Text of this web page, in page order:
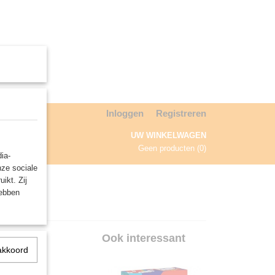
Inloggen Registreren
UW WINKELWAGEN
Geen producten (0)
Ook interessant
sociale
Zij